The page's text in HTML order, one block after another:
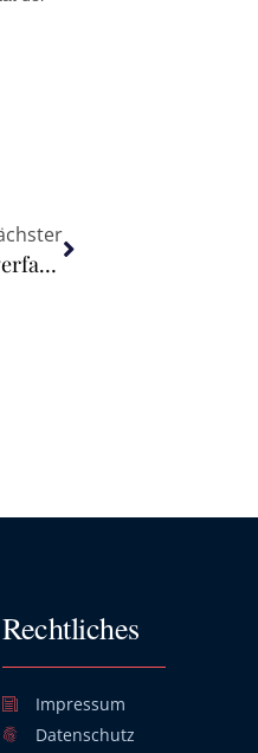
Richtlinie zur Verhältnismäßigkeitsprüfung: Vertragsverletzungsverfahren gegen Deutschland wegen nicht ordnungsgemäßer Umsetzung
Rechtliches
Impressum
Datenschutz